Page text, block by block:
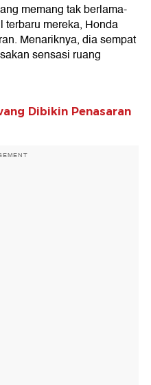
memang tak berlama-
terbaru mereka, Honda
Menariknya, dia sempat
sensasi ruang
Dibikin Penasaran